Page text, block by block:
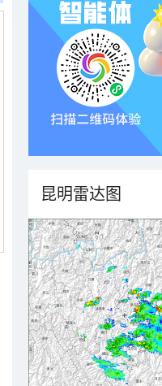
昆明雷达图